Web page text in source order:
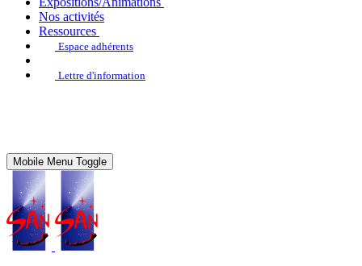
Nos activités
Ressources
Espace adhérents
Lettre d'information
Mobile Menu Toggle